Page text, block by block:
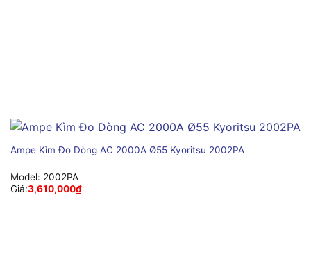
Ampe Kìm Đo Dòng AC 2000A Ø55 Kyoritsu 2002PA
Model: 2002PA
Giá:3,610,000₫